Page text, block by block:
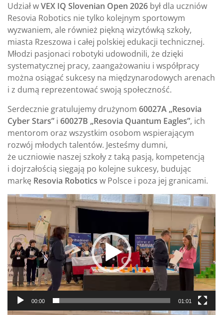
Udział wVEX IQ Slovenian Open 2026 był dla uczniów
Resovia Robotics nie tylko kolejnym sportowym
wyzwaniem, ale również piękną wizytówką szkoły,
miasta Rzeszowa i całej polskiej edukacji technicznej.
Młodzi pasjonaci robotyki udowodnili, że dzięki
systematycznej pracy, zaangażowaniu i współpracy
można osiągać sukcesy na międzynarodowych arenach
i z dumą reprezentować swoją społeczność.
Serdecznie gratulujemy drużynom 60027A „Resovia
Cyber Stars” i 60027B „Resovia Quantum Eagles”, ich
mentorom oraz wszystkim osobom wspierającym
rozwój młodych talentów. Jesteśmy dumni,
że uczniowie naszej szkoły z taką pasją, kompetencją
i dojrzałością sięgają po kolejne sukcesy, budując
markę Resovia Robotics w Polsce i poza jej granicami.
Odtwarzacz
video
00:00 01:01